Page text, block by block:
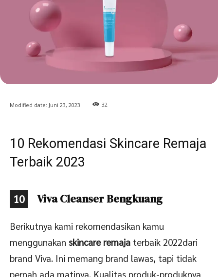
Modified date: Juni 23, 2023 32
10 Rekomendasi Skincare Remaja
Terbaik 2023
10 Viva Cleanser Bengkuang
Berikutnya kami rekomendasikan kamu
menggunakan skincare remaja terbaik 2022dari
brand Viva. Ini memang brand lawas, tapi tidak
pernah ada matinya. Kualitas produk-produknya